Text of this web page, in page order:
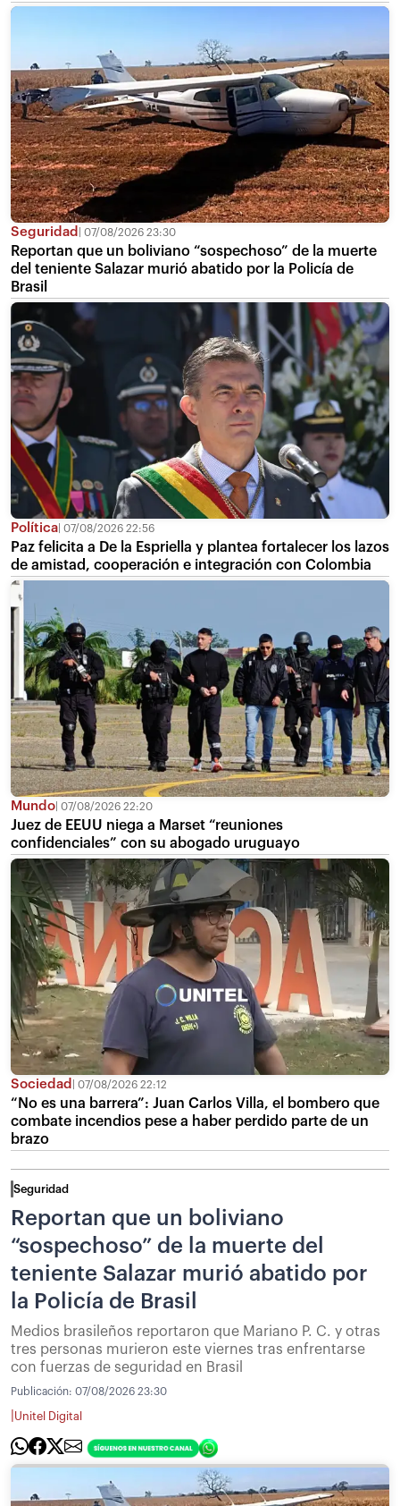
Seguridad 07/08/2026 23:30
Reportan que un boliviano “sospechoso” de la muerte
del teniente Salazar murió abatido por la Policía de
Brasil
Política 07/08/2026 22:56
Paz felicita a De la Espriella y plantea fortalecer los lazos
de amistad, cooperación e integración con Colombia
Mundo 07/08/2026 22:20
Juez de EEUU niega a Marset “reuniones
confidenciales” con su abogado uruguayo
Sociedad 07/08/2026 22:12
“No es una barrera”: Juan Carlos Villa, el bombero que
combate incendios pese a haber perdido parte de un
brazo
Seguridad
Reportan que un boliviano
“sospechoso” de la muerte del
teniente Salazar murió abatido por
la Policía de Brasil
Medios brasileños reportaron que Mariano P. C. y otras
tres personas murieron este viernes tras enfrentarse
con fuerzas de seguridad en Brasil
Publicación: 07/08/2026 23:30
Unitel Digital